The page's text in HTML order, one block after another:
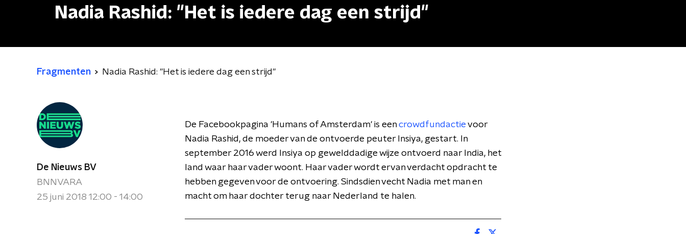
Nadia Rashid: "Het is iedere dag een strijd"
Fragmenten Nadia Rashid: "Het is iedere dag een strijd"
De Nieuws BV
BNNVARA
25 juni 2018 12:00 - 14:00
De Facebookpagina 'Humans of Amsterdam' is eencrowdfundactievoor
Nadia Rashid, de moeder van de ontvoerde peuter Insiya, gestart. In
september 2016 werd Insiya op gewelddadige wijze ontvoerd naar India, het
land waar haar vader woont. Haar vader wordt ervan verdacht opdracht te
hebben gegeven voor de ontvoering. Sindsdien vecht Nadia met man en
macht om haar dochter terug naar Nederland te halen.